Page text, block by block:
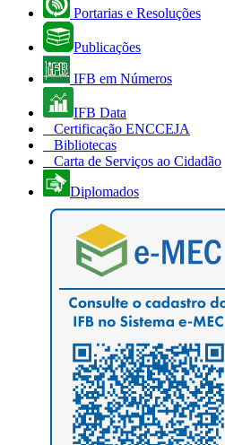
Portarias e Resoluções
Publicações
IFB em Números
IFB Data
Certificação ENCCEJA
Bibliotecas
Carta de Serviços ao Cidadão
Diplomados